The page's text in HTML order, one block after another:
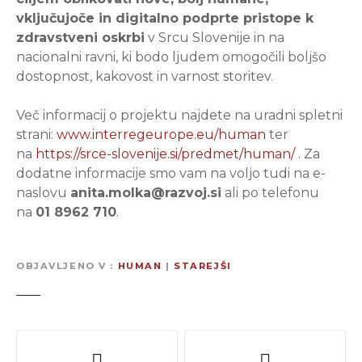
vključujoče in digitalno podprte pristope k
zdravstveni oskrbi v Srcu Slovenije in na
nacionalni ravni, ki bodo ljudem omogočili boljšo
dostopnost, kakovost in varnost storitev.
Več informacij o projektu najdete na uradni spletni
strani: www.interregeurope.eu/human ter
na https://srce-slovenije.si/predmet/human/. Za
dodatne informacije smo vam na voljo tudi na e-
naslovu anita.molka@razvoj.si ali po telefonu
na 01 8962 710.
OBJAVLJENO V HUMAN | STAREJŠI